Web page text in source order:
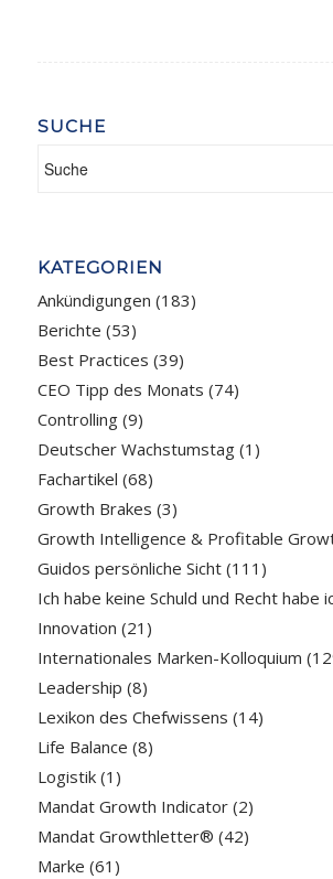
SUCHE
KATEGORIEN
Ankündigungen (183)
Berichte (53)
Best Practices (39)
CEO Tipp des Monats (74)
Controlling(9)
Deutscher Wachstumstag(1)
Fachartikel (68)
Growth Brakes (3)
Growth Intelligence & Profitable
Guidos persönliche Sicht(111)
Ich habe keine Schuld und Recht habe
Innovation (21)
Internationales Marken-Kolloquium
Leadership (8)
Lexikon des Chefwissens (14)
Life Balance (8)
Logistik(1)
Mandat Growth Indicator(2)
Mandat Growthletter® (42)
Marke (61)